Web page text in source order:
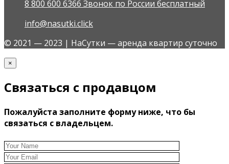
8 800 600 6366 Звонок по России бесплатный
info@nasutki.click
© 2021 — 2023 | НаСутки — аренда квартир суточно
×
Связаться с продавцом
Пожалуйста заполните форму ниже, что бы
связаться с владельцем.